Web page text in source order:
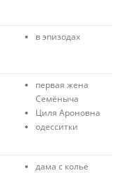
в эпизодах
первая жена
Семёныча
Циля Ароновна
одесситки
дама с колье